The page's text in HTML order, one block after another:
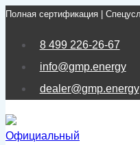
Перейти
Полная сертификация |
8 499 226-26-67
info@gmp.energy
dealer@gmp.energy